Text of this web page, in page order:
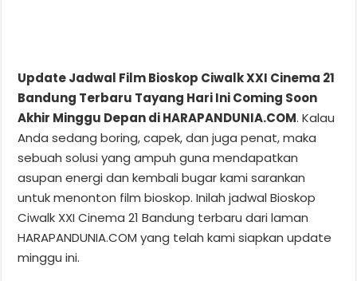
Update Jadwal Film Bioskop Ciwalk XXI Cinema 21
Bandung Terbaru Tayang Hari Ini Coming Soon
Akhir Minggu Depan di HARAPANDUNIA.COM. Kalau
Anda sedang boring, capek, dan juga penat, maka
sebuah solusi yang ampuh guna mendapatkan
asupan energi dan kembali bugar kami sarankan
untuk menonton film bioskop. Inilah jadwal Bioskop
Ciwalk XXI Cinema 21 Bandung terbaru dari laman
HARAPANDUNIA.COM yang telah kami siapkan update
minggu ini.